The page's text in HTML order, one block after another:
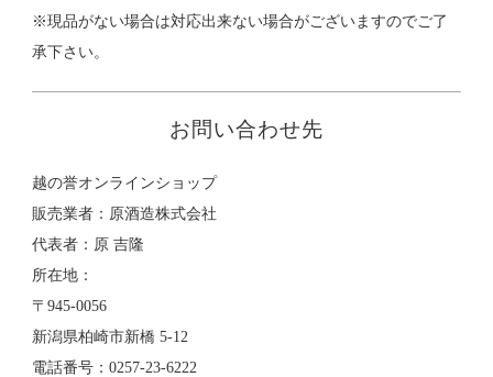
※現品がない場合は対応出来ない場合がございますのでご了
承下さい。
お問い合わせ先
越の誉オンラインショップ
販売業者：原酒造株式会社
代表者：原 吉隆
所在地：
〒945-0056
新潟県柏崎市新橋 5-12
電話番号：0257-23-6222